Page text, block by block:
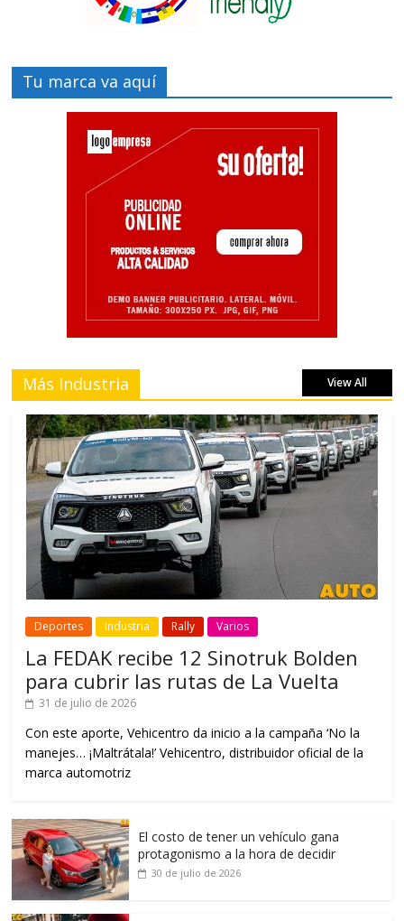
Tu marca va aquí
Más Industria View All
Deportes Industria Rally Varios
La FEDAK recibe 12 Sinotruk Bolden
para cubrir las rutas de La Vuelta
31 de julio de 2026
Con este aporte, Vehicentro da inicio a la campaña ‘No la
manejes… ¡Maltrátala!’ Vehicentro, distribuidor oficial de la
marca automotriz
El costo de tener un vehículo gana
protagonismo a la hora de decidir
30 de julio de 2026